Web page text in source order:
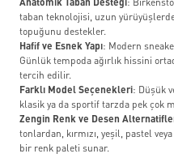
Anatomik Taban Desteği:
taban teknolojisi, uzun
topuğunu destekler.
Hafif ve Esnek Yapı: Modern
Günlük tempoda ağırlık hissini
tercih edilir.
Farklı Model Seçenekleri: Düşük
klasik ya da sportif tarzda pek çok
Zengin Renk ve Desen
tonlardan, kırmızı, yeşil, pastel
bir renk paleti sunar.